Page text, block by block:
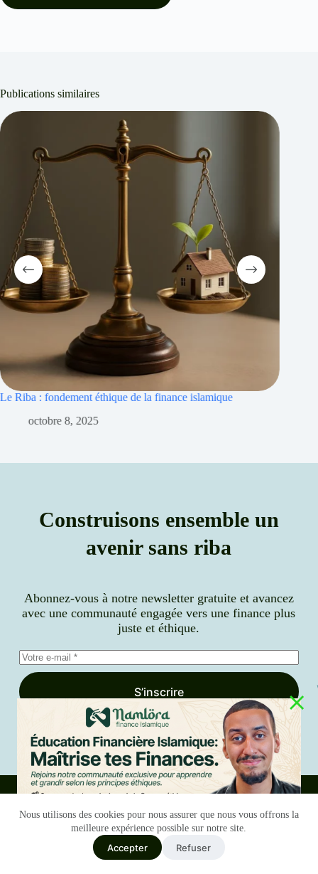
Nous utilisons des cookies pour nous assurer que nous vous offrons la
meilleure expérience possible sur notre site.
Accepter Refuser
Publications similaires
la finance islamique
Riba et inflation : islamique pour
Construisons ensemble un
avenir sans riba
Abonnez-vous à notre newsletter gratuite et avancez
avec une communauté engagée vers une finance plus
juste et éthique.
S’inscrire
J’accepte lapolitique de confidentialité